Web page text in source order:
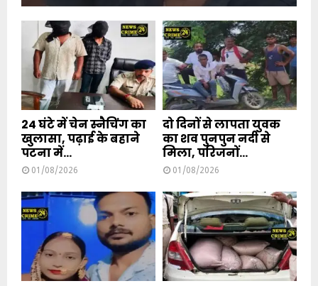
24 घंटे में चेन स्नैचिंग का
खुलासा, पढ़ाई के बहाने
पटना में...
01/08/2026
दो दिनों से लापता युवक
का शव पुनपुन नदी से
मिला, परिजनों...
01/08/2026